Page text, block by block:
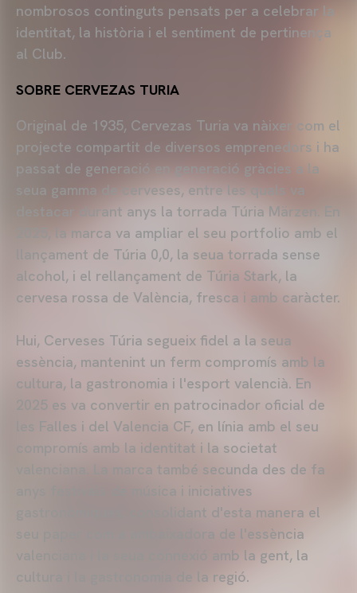
nombrosos continguts pensats per a celebrar la
identitat, la història i el sentiment de pertinença
al Club.
SOBRE CERVEZAS TURIA
Original de 1935, Cervezas Turia va nàixer com el
projecte compartit de diversos emprenedors i ha
passat de generació en generació gràcies a la
seua gamma de cerveses, entre les quals va
destacar durant anys la torrada Túria Märzen. En
2025, la marca va ampliar el seu portfolio amb el
llançament de Túria 0,0, la seua torrada sense
alcohol, i el rellançament de Túria Stark, la
cervesa rossa de València, fresca i amb caràcter.
Hui, Cerveses Túria segueix fidel a la seua
essència, mantenint un ferm compromís amb la
cultura, la gastronomia i l'esport valencià. En
2025 es va convertir en patrocinador oficial de
les Falles i del Valencia CF, en línia amb el seu
compromís amb la identitat i la societat
valenciana. La marca també secunda des de fa
anys festivals de música i iniciatives
gastronòmiques, consolidant d'esta manera el
seu paper com a ambaixadora de l'essència
valenciana i la seua connexió amb la gent, la
cultura i la gastronomia de la regió.